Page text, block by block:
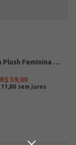
Jaqueta Plush Feminina BORDO
R$ 59,00
11 80